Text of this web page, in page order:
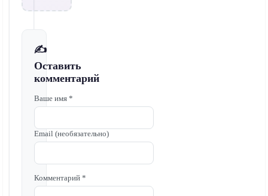
✍️
Оставить
комментарий
Ваше имя *
Email (необязательно)
Комментарий *